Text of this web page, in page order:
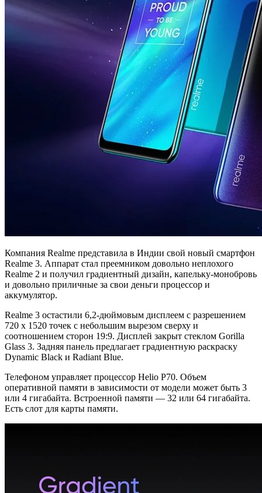
Компания Realme представила в Индии свой новый смартфон
Realme 3. Аппарат стал преемником довольно неплохого
Realme 2 и получил градиентный дизайн, капельку-монобровь
и довольно приличные за свои деньги процессор и
аккумулятор.
Realme 3 остастили 6,2-дюймовым дисплеем с разрешением
720 x 1520 точек с небольшим вырезом сверху и
соотношением сторон 19:9. Дисплей закрыт стеклом Gorilla
Glass 3. Задняя панель предлагает градиентную раскраску
Dynamic Black и Radiant Blue.
Телефоном управляет процессор Helio P70. Объем
оперативной памяти в зависимости от модели может быть 3
или 4 гигабайта. Встроенной памяти — 32 или 64 гигабайта.
Есть слот для карты памяти.